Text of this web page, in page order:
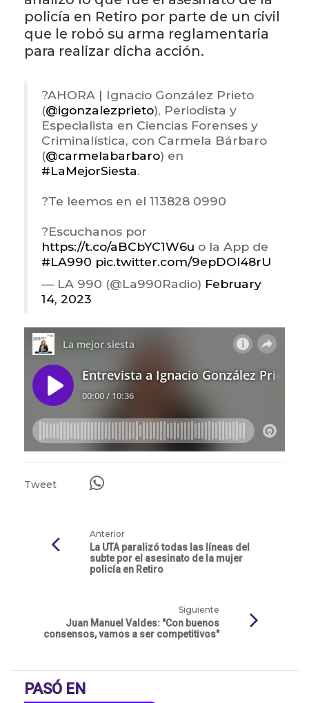
policía en Retiro por parte de un civil
que le robó su arma reglamentaria
para realizar dicha acción.
?️AHORA | Ignacio González Prieto
(@igonzalezprieto), Periodista y
Especialista en Ciencias Forenses y
Criminalística, con Carmela Bárbaro
(@carmelabarbaro) en
#LaMejorSiesta.
?Te leemos en el 113828 0990
?Escuchanos por
https://t.co/aBCbYC1W6u o la App de
#LA990 pic.twitter.com/9epDOl48rU
— LA 990 (@La990Radio) February
14, 2023
Tweet
Anterior
La UTA paralizó todas las líneas del
subte por el asesinato de la mujer
policía en Retiro
Siguiente
Juan Manuel Valdes: "Con buenos
consensos, vamos a ser competitivos"
PASÓ EN